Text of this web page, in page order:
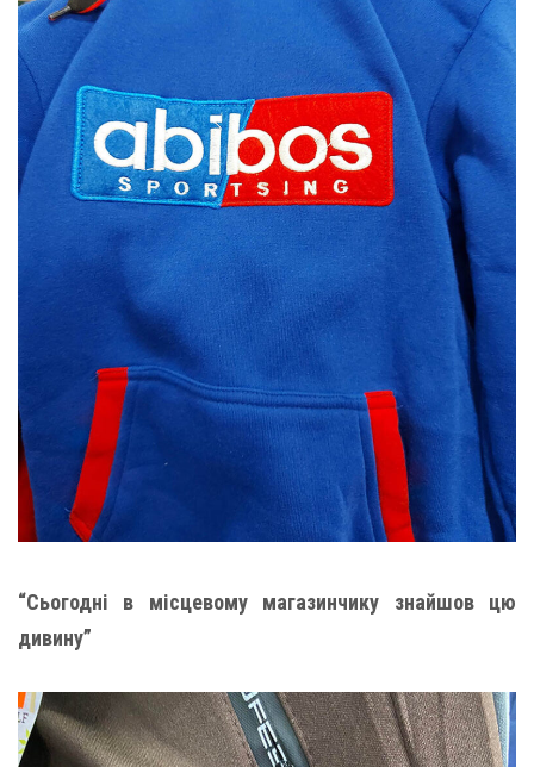
“Сьогодні в місцевому магазинчику знайшов цю
дивину”